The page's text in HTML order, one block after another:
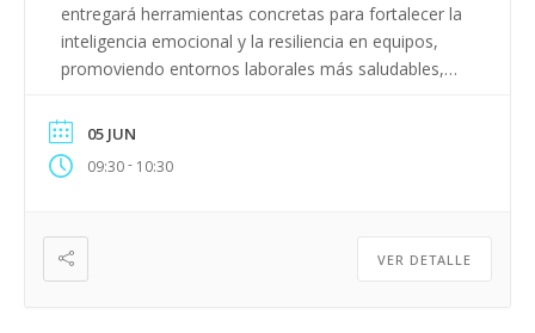
entregará herramientas concretas para fortalecer la
inteligencia emocional y la resiliencia en equipos,
promoviendo entornos laborales más saludables,
súmate a esta conversación clave para el bienestar
en el trabajo!
05 JUN
09:30- 10:30
VER DETALLE